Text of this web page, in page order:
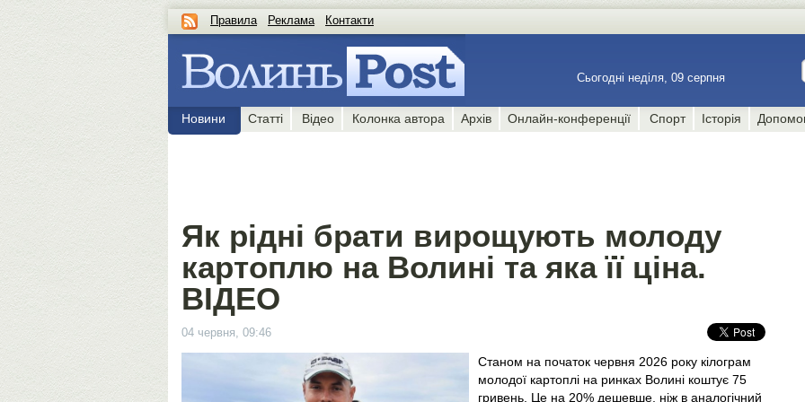
Правила Реклама Контакти
Сьогодні неділя, 09 серпня
Новини Статті Відео Колонка автора Архів Онлайн-конференції Спорт Історія
Як рідні брати вирощують молоду
картоплю на Волині та яка її ціна.
ВІДЕО
04 червня, 09:46
Станом на початок червня 2026 року кілограм
молодої картоплі на ринках Волині коштує 75
гривень. Це на 20% дешевше, ніж в аналогічний